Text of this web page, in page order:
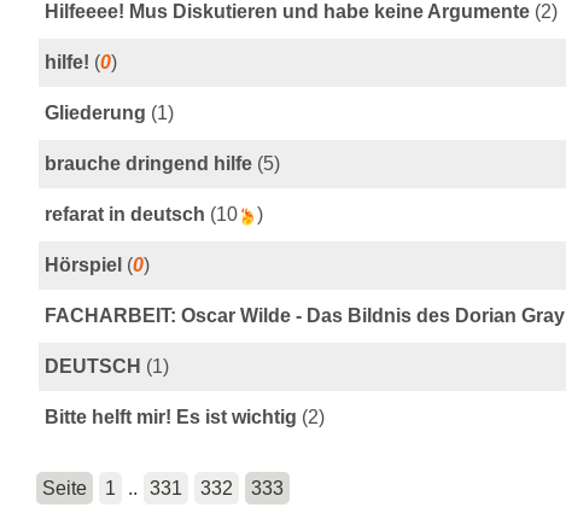
Hilfeeee! Mus Diskutieren und habe keine Argumente (2)
hilfe! (0)
Gliederung (1)
brauche dringend hilfe (5)
refarat in deutsch (10 )
Hörspiel (0)
FACHARBEIT: Oscar Wilde - Das Bildnis des Dorian Gray
DEUTSCH (1)
Bitte helft mir! Es ist wichtig (2)
Seite 1 .. 331 332 333